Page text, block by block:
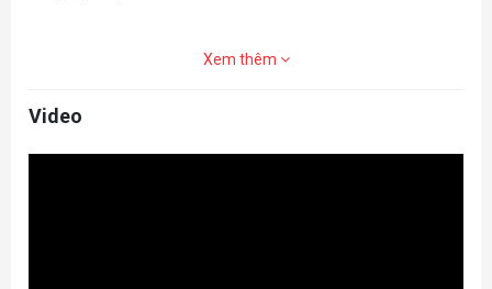
Xem thêm
Video